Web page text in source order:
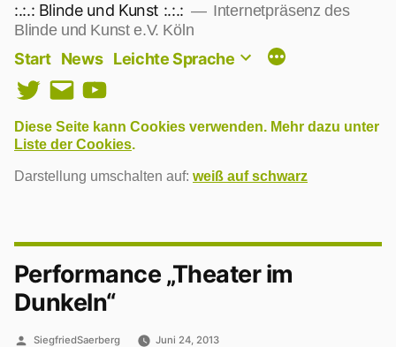
:.:.: Blinde und Kunst :.:.:
Internetpräsenz des
Blinde und Kunst e.V. Köln
Start News Leichte Sprache
TwitterE-
YouTube
Diese Seite kann Cookies verwenden. Mehr dazu unter
Liste der Cookies.
Darstellung umschalten auf: weiß auf schwarz
Performance „Theater im
Dunkeln“
Veröffentlicht
SiegfriedSaerberg
Juni 24, 2013